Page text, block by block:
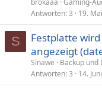
Antworten 3 19.
S
Festplatte
angezeigt
Sinawe
Backup
Antworten 3 14.